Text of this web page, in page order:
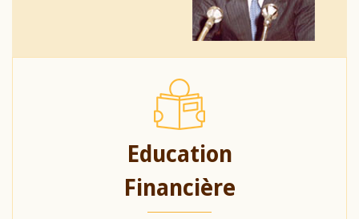
Education
Financière